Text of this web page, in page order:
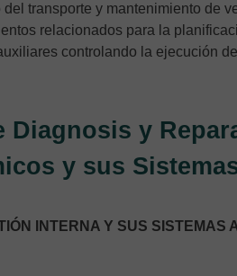
transporte y mantenimiento de
relacionados para la
controlando la ejecución
y
y sus
INTERNA Y SUS SISTEMAS